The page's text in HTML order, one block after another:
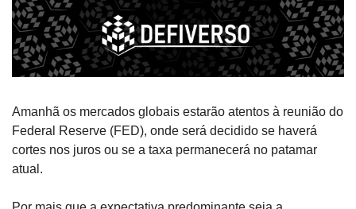
Amanhã os mercados globais estarão atentos à reunião do
Federal Reserve (FED), onde será decidido se haverá
cortes nos juros ou se a taxa permanecerá no patamar
atual.